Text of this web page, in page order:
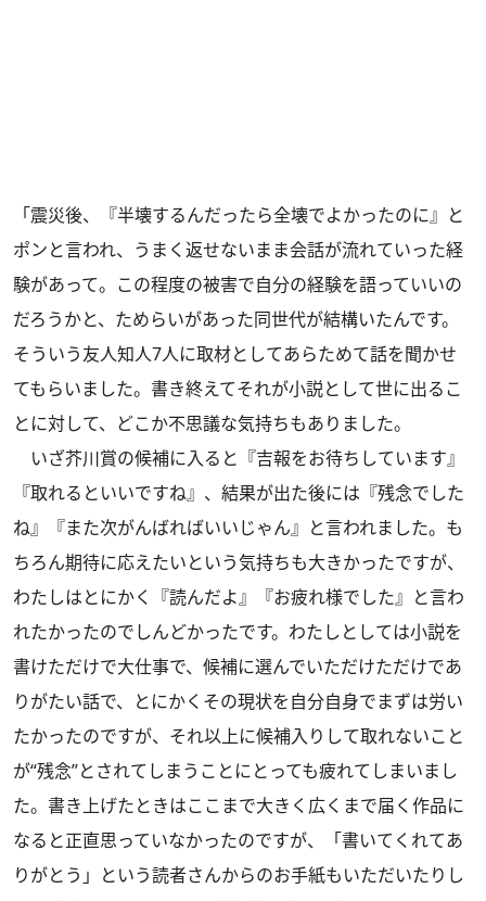
「震災後、『半壊するんだったら全壊でよかったのに』と
ポンと言われ、うまく返せないまま会話が流れていった経
験があって。この程度の被害で自分の経験を語っていいの
だろうかと、ためらいがあった同世代が結構いたんです。
そういう友人知人7人に取材としてあらためて話を聞かせ
てもらいました。書き終えてそれが小説として世に出るこ
とに対して、どこか不思議な気持ちもありました。
いざ芥川賞の候補に入ると『吉報をお待ちしています』
『取れるといいですね』、結果が出た後には『残念でした
ね』『また次がんばればいいじゃん』と言われました。も
ちろん期待に応えたいという気持ちも大きかったですが、
わたしはとにかく『読んだよ』『お疲れ様でした』と言わ
れたかったのでしんどかったです。わたしとしては小説を
書けただけで大仕事で、候補に選んでいただけただけであ
りがたい話で、とにかくその現状を自分自身でまずは労い
たかったのですが、それ以上に候補入りして取れないこと
が“残念”とされてしまうことにとっても疲れてしまいまし
た。書き上げたときはここまで大きく広くまで届く作品に
なると正直思っていなかったのですが、「書いてくれてあ
りがとう」という読者さんからのお手紙もいただいたりし